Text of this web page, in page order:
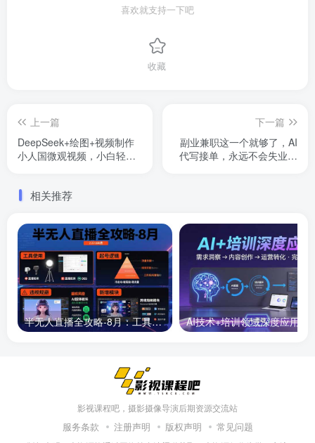
喜欢就支持一下吧
收藏
上一篇
DeepSeek+绘图+视频制作
小人国微观视频，小白轻轻
下一篇
副业兼职这一个就够了，AI
代写接单，永远不会失业的
相关推荐
半无人直播全攻略-8月：工具使用+起号逻辑+违规规避,新增AI超体与跨境模块
影视课程吧，摄影摄像导演后期资源交流站
服务条款 注册声明 版权声明 常见问题